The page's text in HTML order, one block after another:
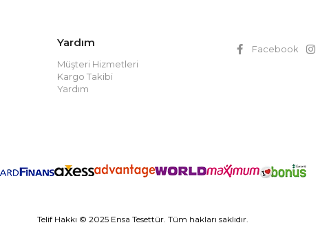
Yardım
Müşteri Hizmetleri
Kargo Takibi
Yardım
Facebook
Telif Hakkı © 2025 Ensa Tesettür. Tüm hakları saklıdır.